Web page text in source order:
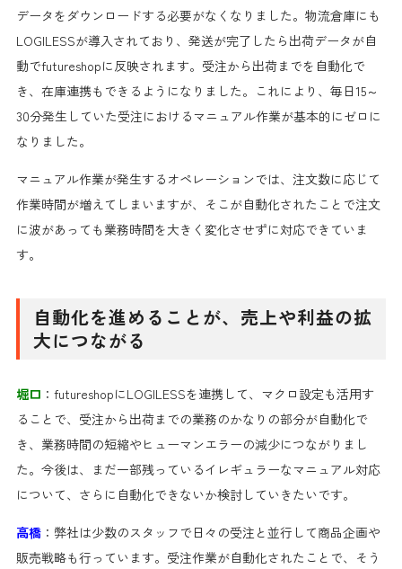
データをダウンロードする必要がなくなりました。物流倉庫にも
LOGILESSが導入されており、発送が完了したら出荷データが自
動でfutureshopに反映されます。受注から出荷までを自動化で
き、在庫連携もできるようになりました。これにより、毎日15～
30分発生していた受注におけるマニュアル作業が基本的にゼロに
なりました。
マニュアル作業が発生するオペレーションでは、注文数に応じて
作業時間が増えてしまいますが、そこが自動化されたことで注文
に波があっても業務時間を大きく変化させずに対応できていま
す。
自動化を進めることが、売上や利益の拡
大につながる
堀口 ：futureshopにLOGILESSを連携して、マクロ設定も活用す
ることで、受注から出荷までの業務のかなりの部分が自動化で
き、業務時間の短縮やヒューマンエラーの減少につながりまし
た。今後は、まだ一部残っているイレギュラーなマニュアル対応
について、さらに自動化できないか検討していきたいです。
高橋：弊社は少数のスタッフで日々の受注と並行して商品企画や
販売戦略も行っています。受注作業が自動化されたことで、そう